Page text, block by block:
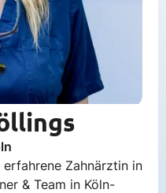
Zahnärztin in
& Team in Köln-